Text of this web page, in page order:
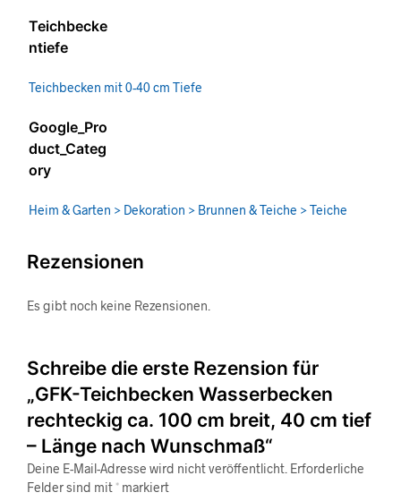
Teichbecke
ntiefe
Teichbecken mit 0-40 cm Tiefe
Google_Pro
duct_Categ
ory
Heim & Garten > Dekoration > Brunnen & Teiche > Teiche
Rezensionen
Es gibt noch keine Rezensionen.
Schreibe die erste Rezension für
„GFK-Teichbecken Wasserbecken
rechteckig ca. 100 cm breit, 40 cm tief
– Länge nach Wunschmaß“
Deine E-Mail-Adresse wird nicht veröffentlicht. Erforderliche
Felder sind mit * markiert